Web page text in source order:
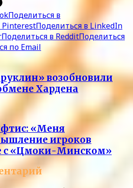
Поделиться в
PinterestПоделиться в LinkedIn
Поделиться в RedditПоделиться
по Email
возобновили
Хардена
«Меня
игроков
с «Цмоки-Минском»